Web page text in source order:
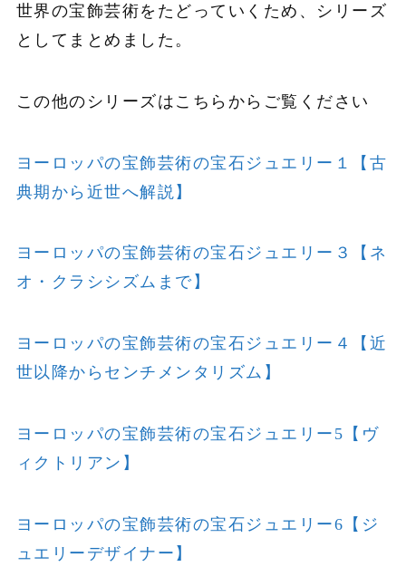
世界の宝飾芸術をたどっていくため、シリーズ
としてまとめました。
この他のシリーズはこちらからご覧ください
ヨーロッパの宝飾芸術の宝石ジュエリー１【古
典期から近世へ解説】
ヨーロッパの宝飾芸術の宝石ジュエリー３【ネ
オ・クラシシズムまで】
ヨーロッパの宝飾芸術の宝石ジュエリー４【近
世以降からセンチメンタリズム】
ヨーロッパの宝飾芸術の宝石ジュエリー5【ヴ
ィクトリアン】
ヨーロッパの宝飾芸術の宝石ジュエリー6【ジ
ュエリーデザイナー】